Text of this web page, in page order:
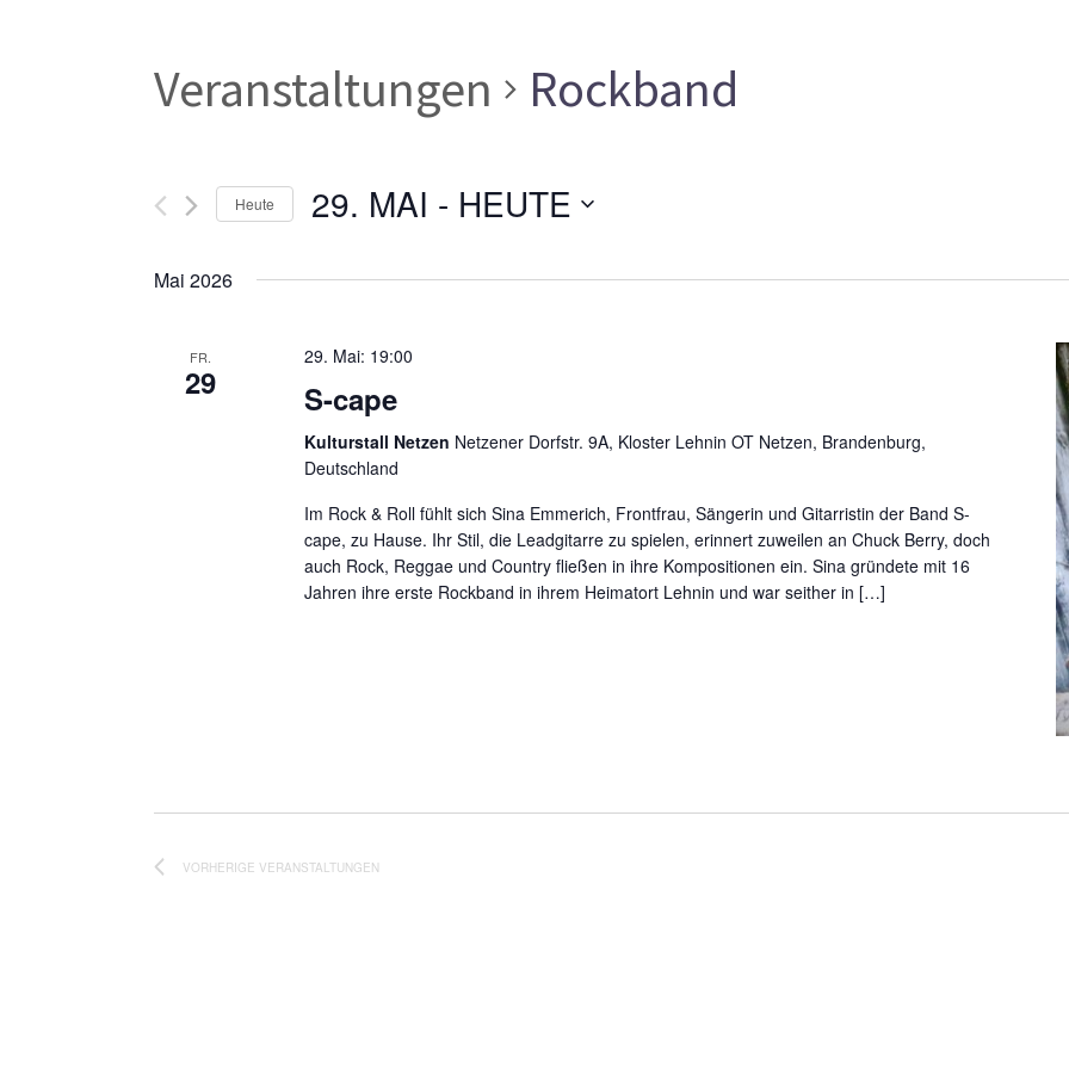
Veranstaltungen Rockband
Heute 29. MAI - HEUTE
wählen.
Mai 2026
FR.
29
29. Mai: 19:00
S-cape
Kulturstall Netzen Netzener Dorfstr. 9A, Kloster Lehnin OT Netzen, Brandenburg,
Deutschland
Im Rock & Roll fühlt sich Sina Emmerich, Frontfrau, Sängerin und Gitarristin der Band S-
cape, zu Hause. Ihr Stil, die Leadgitarre zu spielen, erinnert zuweilen an Chuck Berry, doch
auch Rock, Reggae und Country fließen in ihre Kompositionen ein. Sina gründete mit 16
Jahren ihre erste Rockband in ihrem Heimatort Lehnin und war seither in […]
VORHERIGE VERANSTALTUNGEN